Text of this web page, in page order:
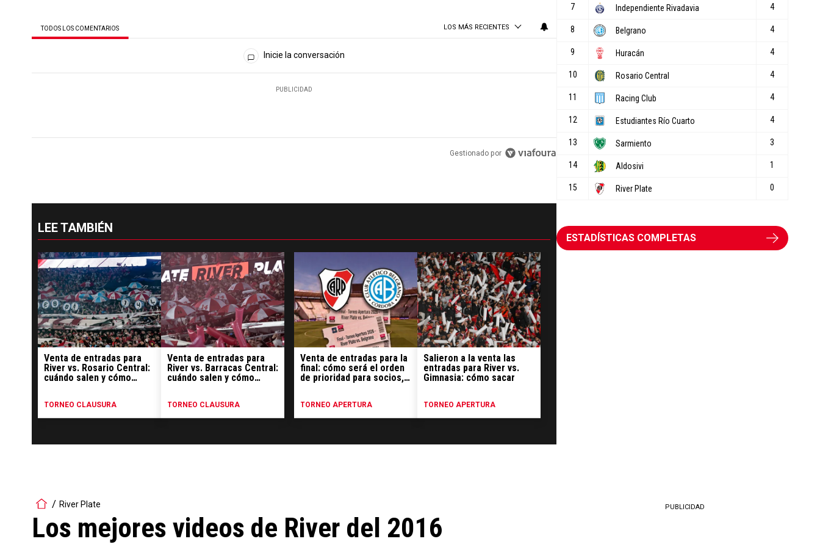
TODOS LOS COMENTARIOS LOS MÁS RECIENTES
Inicie la conversación
PUBLICIDAD
Gestionado por
LEE TAMBIÉN
Venta de entradas para
River vs. Rosario Central:
cuándo salen y cómo
TORNEO CLAUSURA
Venta de entradas para
River vs. Barracas Central:
cuándo salen y cómo
TORNEO CLAUSURA
Venta de entradas para la
final: cómo será el orden
de prioridad para socios,
TORNEO APERTURA
Salieron a la venta las
entradas para River vs.
Gimnasia: cómo sacar
TORNEO APERTURA
ESTADÍSTICAS COMPLETAS
River Plate
Los mejores videos de River del 2016
PUBLICIDAD